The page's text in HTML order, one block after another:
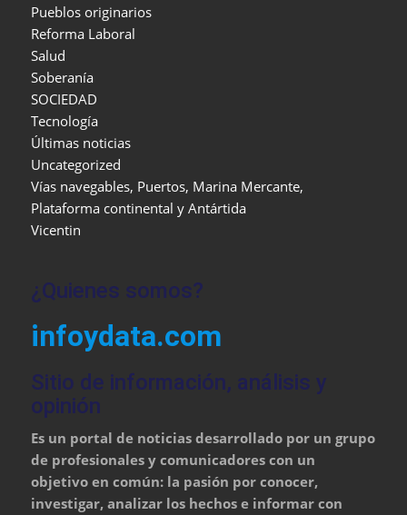
Pueblos originarios
Reforma Laboral
Salud
Soberanía
SOCIEDAD
Tecnología
Últimas noticias
Uncategorized
Vías navegables, Puertos, Marina Mercante,
Plataforma continental y Antártida
Vicentin
¿Quienes somos?
infoydata.com
Sitio de información, análisis y
opinión
Es un portal de noticias desarrollado por un grupo
de profesionales y comunicadores con un
objetivo en común: la pasión por conocer,
investigar, analizar los hechos e informar con